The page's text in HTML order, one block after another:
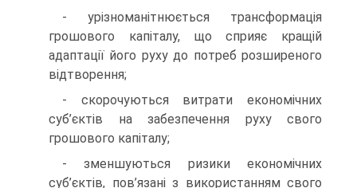
- урізноманітнюється трансформація
грошового капіталу, що сприяє кращій
адаптації його руху до потреб розширеного
відтворення;
- скорочуються витрати економічних
суб’єктів на забезпечення руху свого
грошового капіталу;
- зменшуються ризики економічних
суб’єктів, пов’язані з використанням свого